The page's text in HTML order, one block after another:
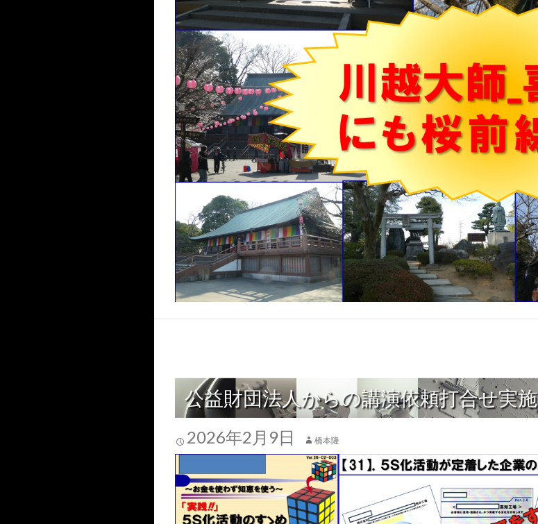
公益財団法人からの講演依頼打合せ実施
2026年2月9日 橋本隆